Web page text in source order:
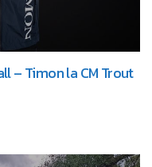
– Timon la CM Trout